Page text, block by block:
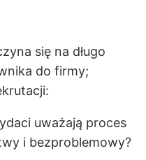
się na długo
do firmy;
uważają proces
i bezproblemowy?